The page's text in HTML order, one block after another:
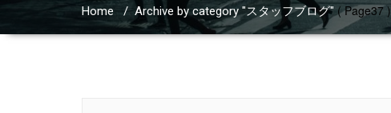
Home / Archive by category "スタッフブログ" ( Page37 )